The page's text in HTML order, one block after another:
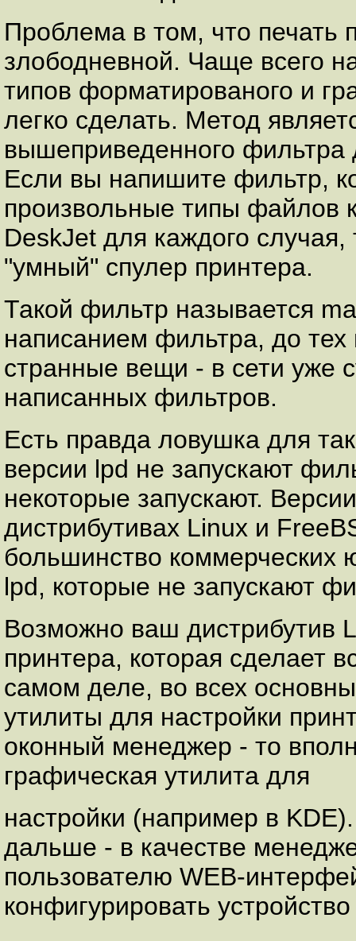
Проблема в том, что печать
злободневной. Чаще всего
типов форматированого и
легко сделать. Метод
вышеприведенного фильтра
Если вы напишите фильтр,
произвольные типы файлов
DeskJet для каждого
"умный" спулер принтера.
Такой фильтр называется
написанием фильтра, до тех
странные вещи - в сети уже
написанных фильтров.
Есть правда ловушка для
версии lpd не запускают
некоторые запускают.
дистрибутивах Linux и
большинство коммерческих
lpd, которые не запускают
Возможно ваш дистрибутив
принтера, которая сделает
самом деле, во всех
утилиты для настройки
оконный менеджер - то
графическая утилита для
настройки (например в
дальше - в качестве
пользователю WEB-
конфигурировать